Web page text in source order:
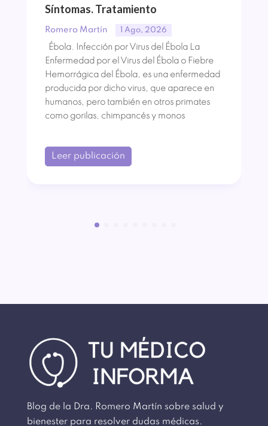
Síntomas. Tratamiento
Romero Martín 1 Ago, 2026
Ébola. Infección por Virus del Ébola La
Enfermedad por el Virus del Ébola o Fiebre
Hemorrágica del Ébola, es una enfermedad
producida por dicho virus, que aparece en
humanos, pero también en otros primates
como gorilas, chimpancés y monos
Leer publicación
Blog de la Dra. Romero Martín sobre salud y
bienester para resolver dudas médicas.